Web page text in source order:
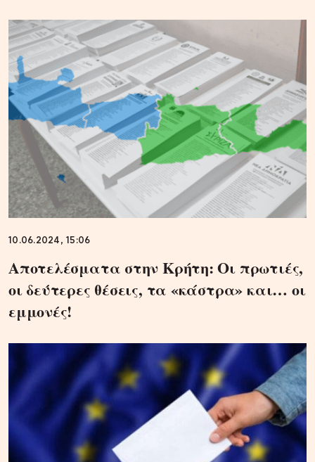
10.06.2024, 15:06
Αποτελέσματα στην Κρήτη: Οι πρωτιές,
οι δεύτερες θέσεις, τα «κάστρα» και… οι
εμμονές!